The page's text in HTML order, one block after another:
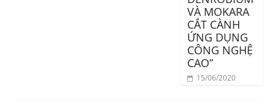
VÀ MOKARA
CẮT CÀNH
ỨNG DỤNG
CÔNG NGHỆ
CAO”
15/06/2020